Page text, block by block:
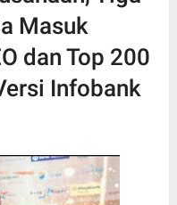
Masuk
dan Top 200
Infobank